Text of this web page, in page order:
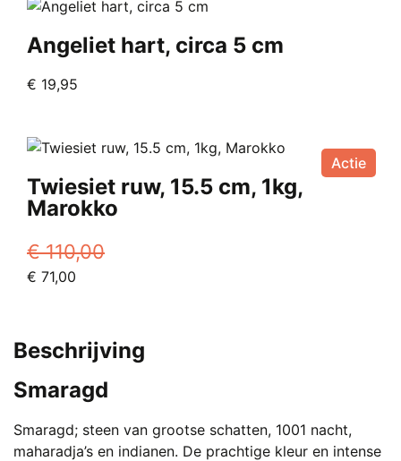
Angeliet hart, circa 5 cm
€ 19,95
Actie
Twiesiet ruw, 15.5 cm, 1kg,
Marokko
€110,00
Oorspronkelijke
€ 110,00.
€ 71,00
€ 71,00.
Beschrijving
Smaragd
Smaragd; steen van grootse schatten, 1001 nacht,
maharadja’s en indianen. De prachtige kleur en intense